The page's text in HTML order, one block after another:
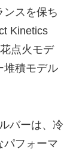
ンスを保ち
Kinetics
点火モデ
堆積モデル
バーは、冷
パフォーマ